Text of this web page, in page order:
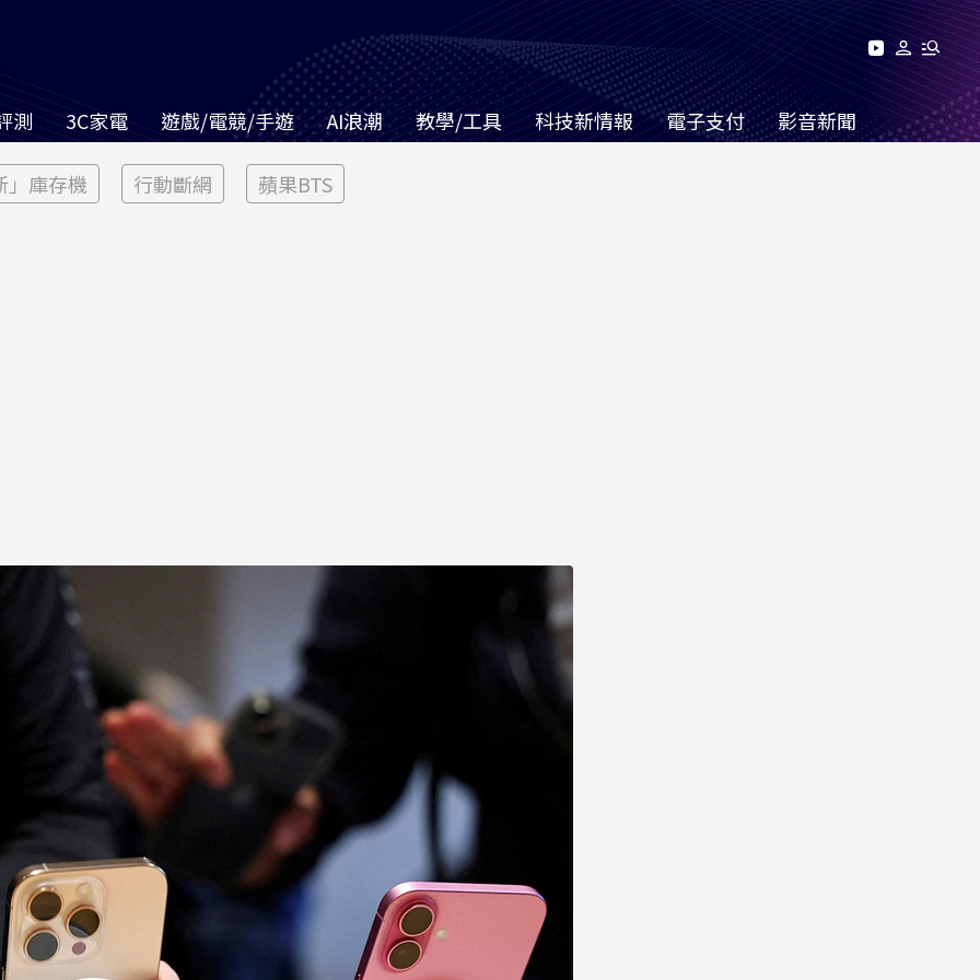
測 3C家電 遊戲/電競/手遊 AI浪潮 教學/工具 科技新情報 電子支付 影音新聞
」庫存機 行動斷網 蘋果BTS